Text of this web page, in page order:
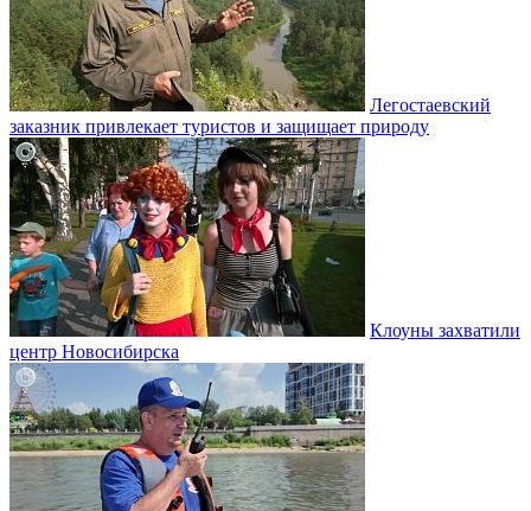
Легостаевский
заказник привлекает туристов и защищает природу
Клоуны захватили
центр Новосибирска